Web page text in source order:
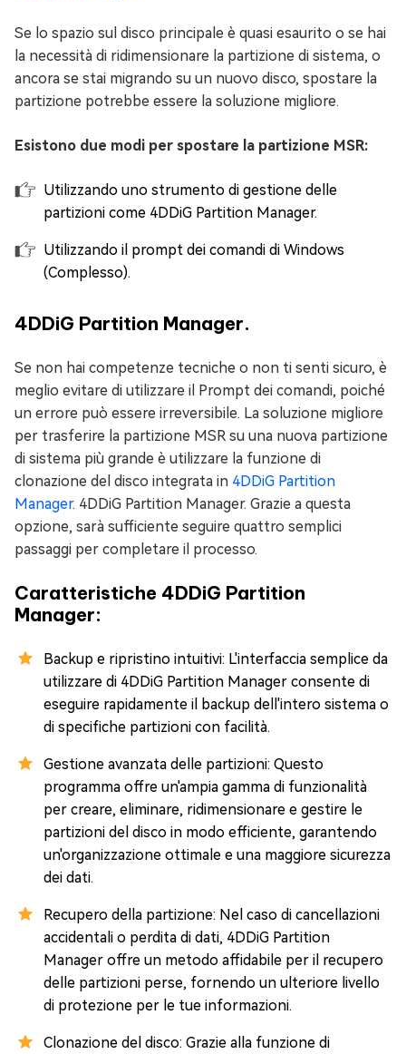
Se lo spazio sul disco principale è quasi esaurito o se hai
la necessità di ridimensionare la partizione di sistema, o
ancora se stai migrando su un nuovo disco, spostare la
partizione potrebbe essere la soluzione migliore.
Esistono due modi per spostare la partizione MSR:
Utilizzando uno strumento di gestione delle
partizioni come 4DDiG Partition Manager.
Utilizzando il prompt dei comandi di Windows
(Complesso).
4DDiG Partition Manager.
Se non hai competenze tecniche o non ti senti sicuro, è
meglio evitare di utilizzare il Prompt dei comandi, poiché
un errore può essere irreversibile. La soluzione migliore
per trasferire la partizione MSR su una nuova partizione
di sistema più grande è utilizzare la funzione di
clonazione del disco integrata in 4DDiG Partition
Manager. 4DDiG Partition Manager. Grazie a questa
opzione, sarà sufficiente seguire quattro semplici
passaggi per completare il processo.
Caratteristiche 4DDiG Partition
Manager:
Backup e ripristino intuitivi: L'interfaccia semplice da
utilizzare di 4DDiG Partition Manager consente di
eseguire rapidamente il backup dell'intero sistema o
di specifiche partizioni con facilità.
Gestione avanzata delle partizioni: Questo
programma offre un'ampia gamma di funzionalità
per creare, eliminare, ridimensionare e gestire le
partizioni del disco in modo efficiente, garantendo
un'organizzazione ottimale e una maggiore sicurezza
dei dati.
Recupero della partizione: Nel caso di cancellazioni
accidentali o perdita di dati, 4DDiG Partition
Manager offre un metodo affidabile per il recupero
delle partizioni perse, fornendo un ulteriore livello
di protezione per le tue informazioni.
Clonazione del disco: Grazie alla funzione di